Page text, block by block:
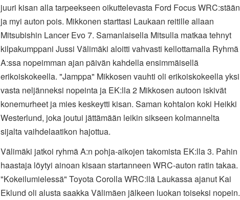
juuri kisan alla tarpeekseen oikuttelevasta Ford Focus WRC:stään
ja myi auton pois. Mikkonen starttasi Laukaan reitille allaan
Mitsubishin Lancer Evo 7. Samanlaisella Mitsulla matkaa tehnyt
kilpakumppani Jussi Välimäki aloitti vahvasti kellottamalla Ryhmä
A:ssa nopeimman ajan päivän kahdella ensimmäisellä
erikoiskokeella. "Jamppa" Mikkosen vauhti oli erikoiskokeella yksi
vasta neljänneksi nopeinta ja EK:lla 2 Mikkosen autoon iskivät
konemurheet ja mies keskeytti kisan. Saman kohtalon koki Heikki
Westerlund, joka joutui jättämään leikin sikseen kolmannelta
sijalta vaihdelaatikon hajottua.
Välimäki jatkoi ryhmä A:n pohja-aikojen takomista EK:lla 3. Pahin
haastaja löytyi ainoan kisaan startanneen WRC-auton ratin takaa.
"Kokeilumielessä" Toyota Corolla WRC:llä Laukassa ajanut Kai
Eklund oli alusta saakka Välimäen jälkeen luokan toiseksi nopein.